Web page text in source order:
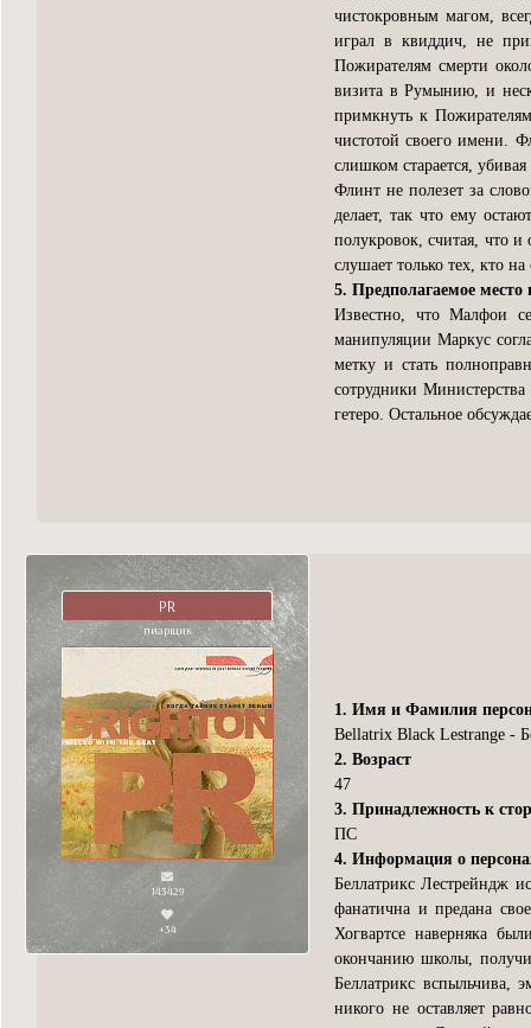
чистокровным магом,
играл в квиддич, не
Пожирателям смерти
визита в Румынию, и
примкнуть к
чистотой своего имени.
слишком старается,
Флинт не полезет за
делает, так что ему
полукровок, считая, что и
слушает только тех, кто
5. Предполагаемое место
Известно, что Малфои
манипуляции Маркус
метку и стать
сотрудники
гетеро. Остальное
PR
пиарщик
143429
+34
1. Имя и Фамилия
Bellatrix Black Lestrange -
2. Возраст
47
3. Принадлежность к
ПС
4. Информация о
Беллатрикс Лестрейндж
фанатична и предана
Хогвартсе наверняка
окончанию школы,
Беллатрикс вспыльчива,
никого не оставляет